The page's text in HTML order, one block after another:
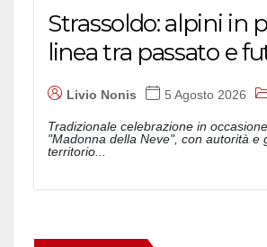
Strassoldo: alpini in
linea tra passato e
Livio Nonis 5 Agosto 2026
Tradizionale celebrazione in
"Madonna della Neve", con autorità e
territorio...